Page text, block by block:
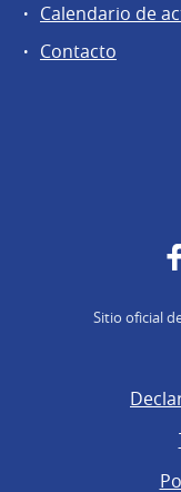
Calendario de
Contacto
Sitio oficial